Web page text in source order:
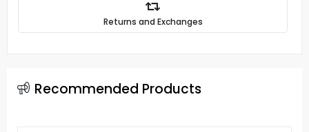
Returns and Exchanges
Recommended Products